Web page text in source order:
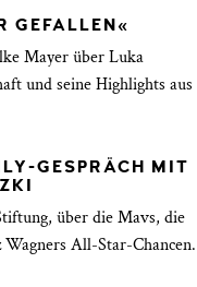
GEFALLEN«
Mayer über Luka
und seine Highlights aus
GESPRÄCH MIT
über die Mavs, die
All-Star-Chancen.